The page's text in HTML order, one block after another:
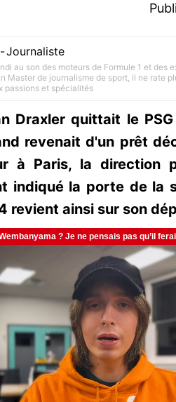
-Journaliste
au son des moteurs de Formule 1 et des
Master de journalisme de sport, il ne rate
passions et spécialités
Draxler quittait le
revenait d'un prêt
à Paris, la direction
indiqué la porte de la
revient ainsi sur son